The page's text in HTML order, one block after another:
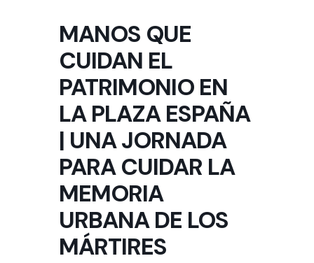
MANOS QUE
CUIDAN EL
PATRIMONIO EN
LA PLAZA ESPAÑA
| UNA JORNADA
PARA CUIDAR LA
MEMORIA
URBANA DE LOS
MÁRTIRES